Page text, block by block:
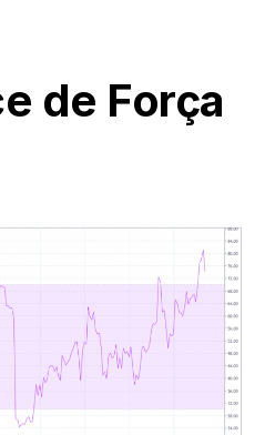
de Força